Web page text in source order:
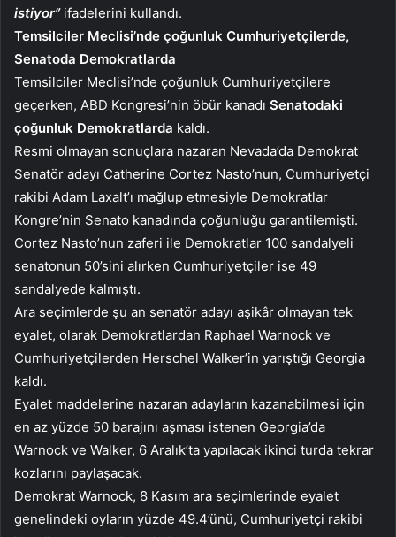
istiyor”ifadelerini kullandı.
Temsilciler Meclisi’nde çoğunluk Cumhuriyetçilerde,
Senatoda Demokratlarda
Temsilciler Meclisi’nde çoğunluk Cumhuriyetçilere
geçerken, ABD Kongresi’nin öbür kanadı Senatodaki
çoğunluk Demokratlarda kaldı.
Resmi olmayan sonuçlara nazaran Nevada’da Demokrat
Senatör adayı Catherine Cortez Nasto’nun, Cumhuriyetçi
rakibi Adam Laxalt’ı mağlup etmesiyle Demokratlar
Kongre’nin Senato kanadında çoğunluğu garantilemişti.
Cortez Nasto’nun zaferi ile Demokratlar 100 sandalyeli
senatonun 50’sini alırken Cumhuriyetçiler ise 49
sandalyede kalmıştı.
Ara seçimlerde şu an senatör adayı aşikâr olmayan tek
eyalet, olarak Demokratlardan Raphael Warnock ve
Cumhuriyetçilerden Herschel Walker’in yarıştığı Georgia
kaldı.
Eyalet maddelerine nazaran adayların kazanabilmesi için
en az yüzde 50 barajını aşması istenen Georgia’da
Warnock ve Walker, 6 Aralık’ta yapılacak ikinci turda tekrar
kozlarını paylaşacak.
Demokrat Warnock, 8 Kasım ara seçimlerinde eyalet
genelindeki oyların yüzde 49.4’ünü, Cumhuriyetçi rakibi